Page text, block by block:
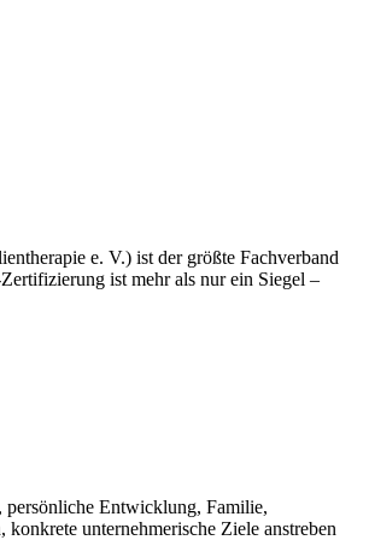
e. V.) ist der größte Fachverband
ist mehr als nur ein Siegel –
persönliche Entwicklung, Familie,
unternehmerische Ziele anstreben